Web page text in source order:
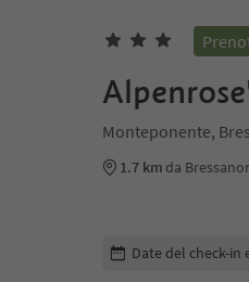
Monteponente,
1.7 km da
Modifica i dettagli
Date del check-in